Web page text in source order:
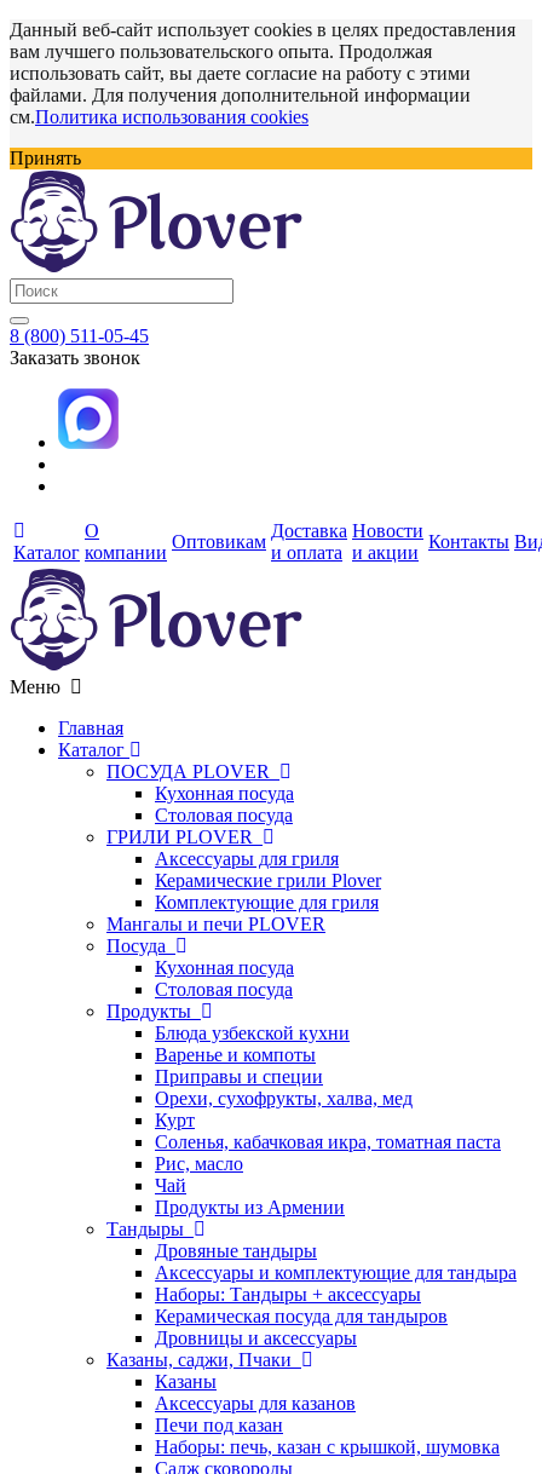
Данный веб-сайт использует cookies в целях предоставления
вам лучшего пользовательского опыта. Продолжая
использовать сайт, вы даете согласие на работу с этими
файлами. Для получения дополнительной информации
см.Политика использования cookies
Принять
8 (800) 511-05-45
Заказать звонок
Каталог
О
компании
Оптовикам
Доставка
и оплата
Новости
и акции
Контакты
Меню
Главная
Каталог
ПОСУДА PLOVER
Кухонная посуда
Столовая посуда
ГРИЛИ PLOVER
Аксессуары для гриля
Керамические грили Plover
Комплектующие для гриля
Мангалы и печи PLOVER
Посуда
Кухонная посуда
Столовая посуда
Продукты
Блюда узбекской кухни
Варенье и компоты
Приправы и специи
Орехи, сухофрукты, халва, мед
Курт
Соленья, кабачковая икра, томатная паста
Рис, масло
Чай
Продукты из Армении
Тандыры
Дровяные тандыры
Аксессуары и комплектующие для тандыра
Наборы: Тандыры + аксессуары
Керамическая посуда для тандыров
Дровницы и аксессуары
Казаны, саджи, Пчаки
Казаны
Аксессуары для казанов
Печи под казан
Наборы: печь, казан с крышкой, шумовка
Садж сковороды